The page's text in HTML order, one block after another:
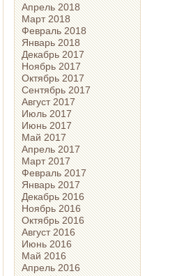
Апрель 2018
Март 2018
Февраль 2018
Январь 2018
Декабрь 2017
Ноябрь 2017
Октябрь 2017
Сентябрь 2017
Август 2017
Июль 2017
Июнь 2017
Май 2017
Апрель 2017
Март 2017
Февраль 2017
Январь 2017
Декабрь 2016
Ноябрь 2016
Октябрь 2016
Август 2016
Июнь 2016
Май 2016
Апрель 2016